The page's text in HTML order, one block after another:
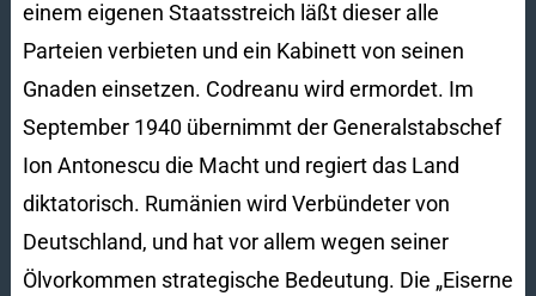
einem eigenen Staatsstreich läßt dieser alle
Parteien verbieten und ein Kabinett von seinen
Gnaden einsetzen. Codreanu wird ermordet. Im
September 1940 übernimmt der Generalstabschef
Ion Antonescu die Macht und regiert das Land
diktatorisch. Rumänien wird Verbündeter von
Deutschland, und hat vor allem wegen seiner
Ölvorkommen strategische Bedeutung. Die „Eiserne